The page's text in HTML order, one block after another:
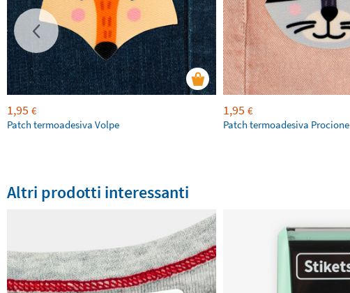
1,95 €
Patch termoadesiva Volpe
1,95 €
Patch termoadesiva Procione
Altri prodotti interessanti